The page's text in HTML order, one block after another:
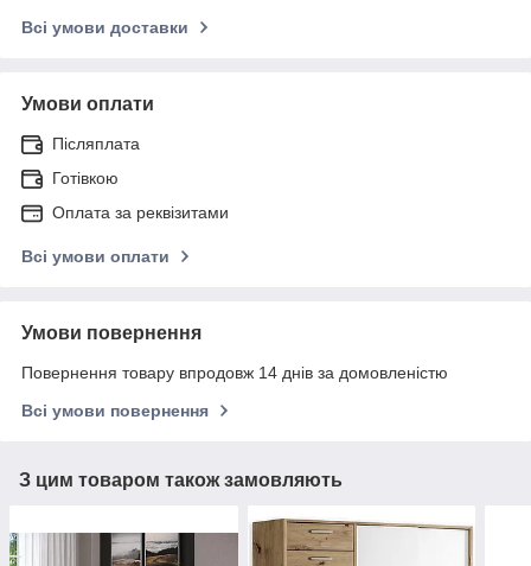
Всі умови доставки
Умови оплати
Післяплата
Готівкою
Оплата за реквізитами
Всі умови оплати
Умови повернення
Повернення товару впродовж 14 днів за домовленістю
Всі умови повернення
З цим товаром також замовляють